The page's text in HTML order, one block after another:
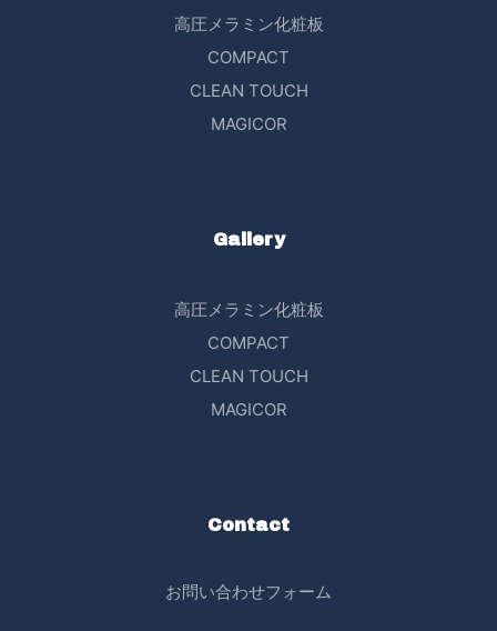
高圧メラミン化粧板
COMPACT
CLEAN TOUCH
MAGICOR
Gallery
高圧メラミン化粧板
COMPACT
CLEAN TOUCH
MAGICOR
Contact
お問い合わせフォーム